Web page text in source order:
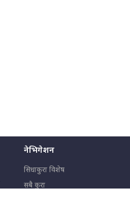
नेभिगेशन
सिधाकुरा विशेष
सबै कुरा